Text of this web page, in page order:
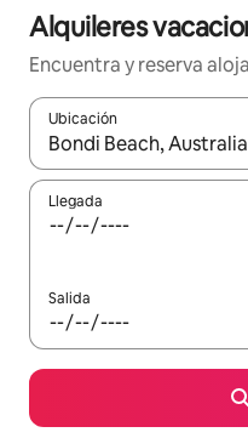
Alquileres
Encuentra y reserva
Ubicación
Cuando los resultados
Llegada
Salida